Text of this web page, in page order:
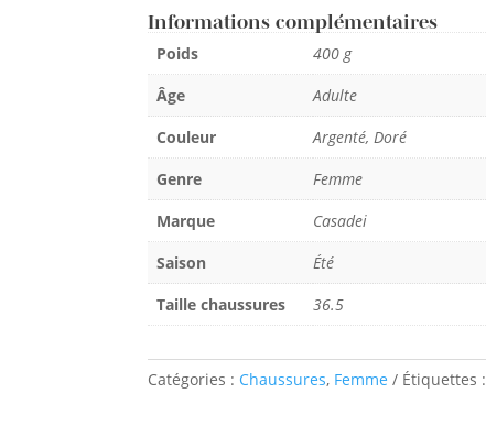
Informations complémentaires
Poids
400 g
Âge
Adulte
Couleur
Argenté, Doré
Genre
Femme
Marque
Casadei
Saison
Été
Taille chaussures
36.5
Catégories : Chaussures, Femme Étiquettes :